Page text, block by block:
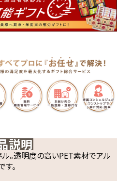
説明
透明度の高いPET素材でアル
。